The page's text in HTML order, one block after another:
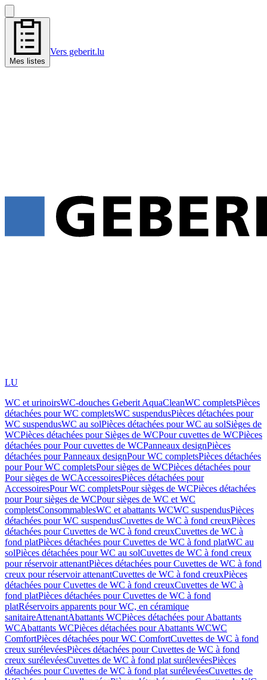
Mes listes
Vers geberit.lu
LU
WC et urinoirsWC-douches Geberit AquaCleanWC completsPièces
détachées pour WC completsWC suspendusPièces détachées pour
WC suspendusWC au solPièces détachées pour WC au solSièges de
WCPièces détachées pour Sièges de WCPour cuvettes de WCPièces
détachées pour Pour cuvettes de WCPanneaux designPièces
détachées pour Panneaux designPour WC completsPièces détachées
pour Pour WC completsPour sièges de WCPièces détachées pour
Pour sièges de WCAccessoiresPièces détachées pour
AccessoiresPour WC completsPour sièges de WCPièces détachées
pour Pour sièges de WCPour sièges de WC et WC
completsConsommablesWC et abattants WCWC suspendusPièces
détachées pour WC suspendusCuvettes de WC à fond creuxPièces
détachées pour Cuvettes de WC à fond creuxCuvettes de WC à
fond platPièces détachées pour Cuvettes de WC à fond platWC au
solPièces détachées pour WC au solCuvettes de WC à fond creux
pour réservoir attenantPièces détachées pour Cuvettes de WC à fond
creux pour réservoir attenantCuvettes de WC à fond creuxPièces
détachées pour Cuvettes de WC à fond creuxCuvettes de WC à
fond platPièces détachées pour Cuvettes de WC à fond
platRéservoirs apparents pour WC, en céramique
sanitaireAttenantAbattants WCPièces détachées pour Abattants
WCAbattants WCPièces détachées pour Abattants WCWC
ComfortPièces détachées pour WC ComfortCuvettes de WC à fond
creux surélevéesPièces détachées pour Cuvettes de WC à fond
creux surélevéesCuvettes de WC à fond plat surélevéesPièces
détachées pour Cuvettes de WC à fond plat surélevéesCuvettes de